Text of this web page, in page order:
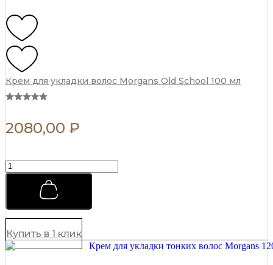
Крем для укладки волос Morgans Old School 100 мл
2080,00 ₽
Крем
для
Morgans
Old
School
100
мл
Купить в 1 клик